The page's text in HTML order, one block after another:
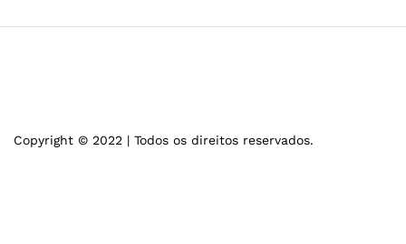
Copyright © 2022 | Todos os direitos reservados.